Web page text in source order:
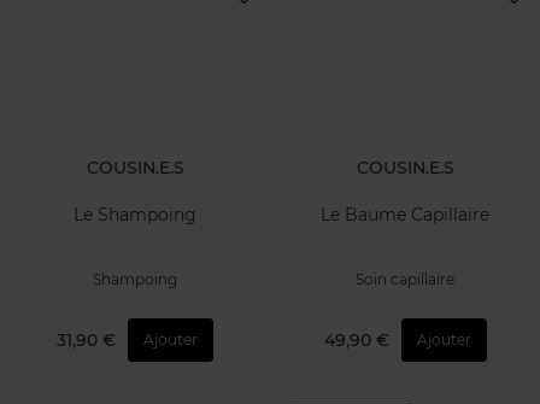
COUSIN.E.S
Le Shampoing
Shampoing
31,90 € Ajouter
COUSIN.E.S
Le Baume Capillaire
Soin capillaire
49,90 € Ajouter